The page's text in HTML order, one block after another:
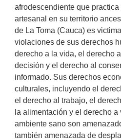
afrodescendiente que
artesanal en su territorio
de La Toma (Cauca) es
violaciones de sus derechos
derecho a la vida, el derecho
decisión y el derecho al
informado. Sus derechos
culturales, incluyendo el
el derecho al trabajo, el
la alimentación y el derecho
ambiente sano son
también amenazada de